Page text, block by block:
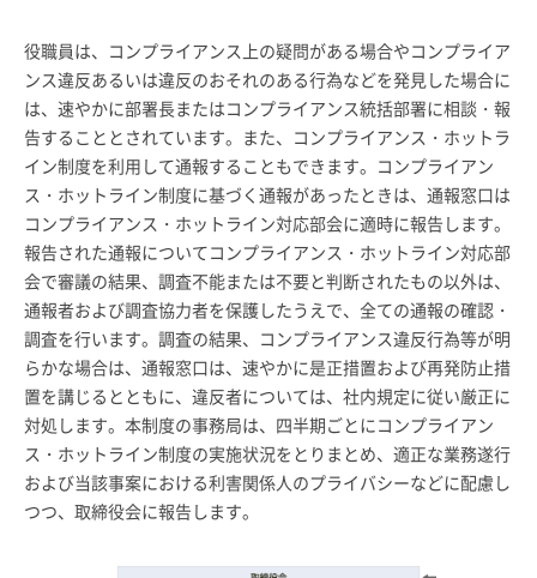
役職員は、コンプライアンス上の疑問がある場合やコンプライア
ンス違反あるいは違反のおそれのある行為などを発見した場合に
は、速やかに部署長またはコンプライアンス統括部署に相談・報
告することとされています。また、コンプライアンス・ホットラ
イン制度を利用して通報することもできます。コンプライアン
ス・ホットライン制度に基づく通報があったときは、通報窓口は
コンプライアンス・ホットライン対応部会に適時に報告します。
報告された通報についてコンプライアンス・ホットライン対応部
会で審議の結果、調査不能または不要と判断されたもの以外は、
通報者および調査協力者を保護したうえで、全ての通報の確認・
調査を行います。調査の結果、コンプライアンス違反行為等が明
らかな場合は、通報窓口は、速やかに是正措置および再発防止措
置を講じるとともに、違反者については、社内規定に従い厳正に
対処します。本制度の事務局は、四半期ごとにコンプライアン
ス・ホットライン制度の実施状況をとりまとめ、適正な業務遂行
および当該事案における利害関係人のプライバシーなどに配慮し
つつ、取締役会に報告します。